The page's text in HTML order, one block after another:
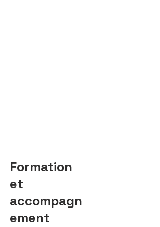
Formation
et
accompagn
ement